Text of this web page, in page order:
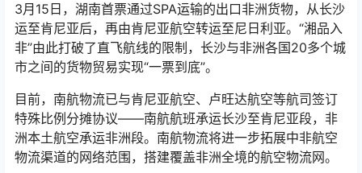
3月15日，湖南首票通过SPA运输的出口非洲货物，从长沙
运至肯尼亚后，再由肯尼亚航空转运至尼日利亚。“湘品入
非”由此打破了直飞航线的限制，长沙与非洲各国20多个城
市之间的货物贸易实现“一票到底”。
目前，南航物流已与肯尼亚航空、卢旺达航空等航司签订
特殊比例分摊协议——南航航班承运长沙至肯尼亚段，非
洲本土航空承运非洲段。南航物流将进一步拓展中非航空
物流渠道的网络范围，搭建覆盖非洲全境的航空物流网。